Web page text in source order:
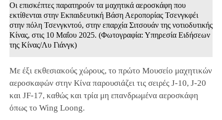
Οι επισκέπτες παρατηρούν τα μαχητικά αεροσκάφη που
εκτίθενται στην Εκπαιδευτική Βάση Αεροπορίας Τσενγκφέι
στην πόλη Τσενγκντού, στην επαρχία Σιτσουάν της νοτιοδυτικής
Κίνας, στις 10 Μαΐου 2025. (Φωτογραφία: Υπηρεσία Ειδήσεων
της Κίνας/Λυ Γιάνγκ)
Με έξι εκθεσιακούς χώρους, το πρώτο Μουσείο μαχητικών
αεροσκαφών στην Κίνα παρουσιάζει τις σειρές J-10, J-20
και JF-17, καθώς και τρία μη επανδρωμένα αεροσκάφη
όπως το Wing Loong.